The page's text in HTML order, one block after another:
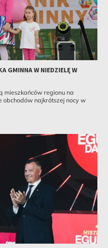
GMINNA W NIEDZIELĘ W
mieszkańców regionu na
najkrótszej nocy w